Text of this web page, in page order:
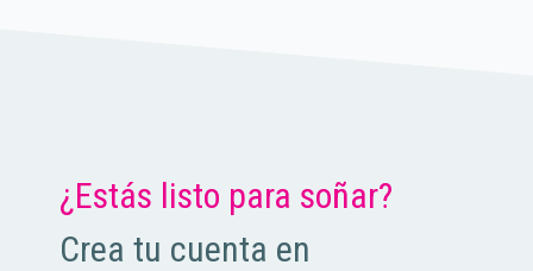
¿Estás listo para soñar?
Crea tu cuenta en